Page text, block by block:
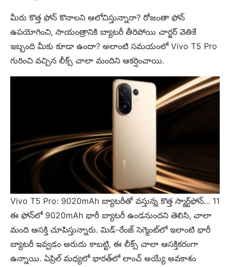
మీరు కొత్త ఫోన్ కొనాలని ఆలోచిస్తున్నారా? రోజంతా ఫోన్
ఉపయోగించి, సాయంత్రానికి బ్యాటరీ తీరిపోయి చార్జర్ వెతికే
ఇబ్బంది మీకు కూడా ఉందా? అలాంటి సమయంలో Vivo T5 Pro
గురించి వచ్చిన లీక్స్ చాలా మందిని ఆకర్షించాయి.
Vivo T5 Pro: 9020mAh బ్యాటరీతో వస్తున్న కొత్త స్మార్ట్‌ఫోన్... 11
ఈ ఫోన్‌లో 9020mAh భారీ బ్యాటరీ ఉండనుందని తెలిసి, చాలా
మంది ఆసక్తి చూపిస్తున్నారు. మిడ్-రేంజ్ సెగ్మెంట్‌లో ఇలాంటి భారీ
బ్యాటరీ ఇవ్వడం అరుదు కాబట్టి, ఈ లీక్స్ చాలా ఆసక్తికరంగా
ఉన్నాయి. ఏప్రిల్ మధ్యలో భారత్‌లో లాంచ్ అయ్యే అవకాశం